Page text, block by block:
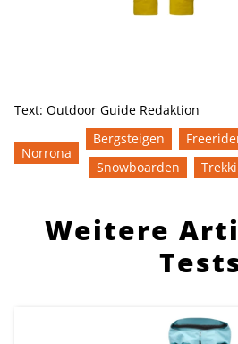
Text: Outdoor Guide Redaktion
Norrona
Bergsteigen
Snowboarden
Weitere